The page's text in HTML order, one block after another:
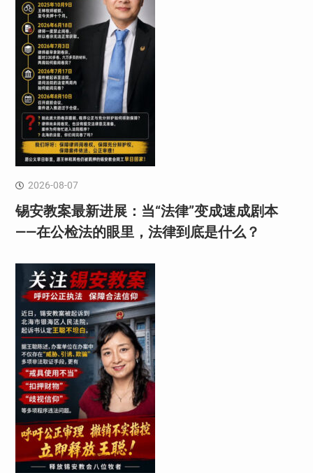
2026-08-07
锡安教案最新进展：当“法律”变成速成剧本
——在公检法的眼里，法律到底是什么？